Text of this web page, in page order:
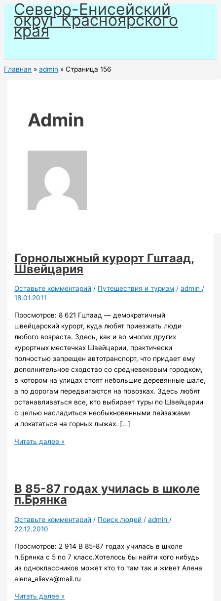
Перейти
содержимому
Северо-Енисейский
округ Красноярского
края
Главная admin Страница 156
Admin
Горнолыжный курорт Гштаад,
Швейцария
Оставьте комментарий / Путешествия и туризм /admin/
18.01.2011
Просмотров: 8 621 Гштаад — демократичный
швейцарский курорт, куда любят приезжать люди
любого возраста. Здесь, как и во многих других
курортных местечках Швейцарии, практически
полностью запрещен автотранспорт, что придает ему
дополнительное сходство со средневековым городком,
в котором на улицах стоят небольшие деревянные шале,
а по дорогам передвигаются на повозках. Здесь любят
останавливаться все, кто выбирает туры по Швейцарии
с целью насладиться необыкновенными пейзажами
и покататься на горных лыжах. […]
Горнолыжный
Читать далее »
В 85-87 годах училась в школе
п.Брянка
Оставьте комментарий / Поиск людей /admin /
22.12.2010
Просмотров: 2 914 В 85-87 годах училась в школе
п.Брянка с 5 по 7 класс.Хотелось бы найти кого нибудь
из одноклассников может кто то там так и живет Алена
alena_alieva@mail.ru
В
Читать далее »